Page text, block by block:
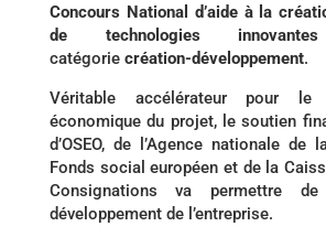
Concours National d’aide à la
de technologies
catégorie création-développement.
Véritable accélérateur pour le
économique du projet, le soutien
d’OSEO, de l’Agence nationale de
Fonds social européen et de la
Consignations va permettre
développement de l’entreprise.